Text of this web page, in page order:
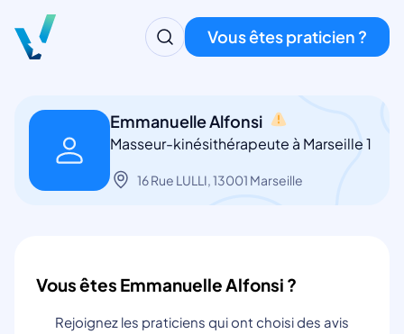
Vous êtes praticien ?
Emmanuelle Alfonsi
Masseur-kinésithérapeute à Marseille 1
16 Rue LULLI, 13001 Marseille
Vous êtes Emmanuelle Alfonsi ?
Rejoignez les praticiens qui ont choisi des avis